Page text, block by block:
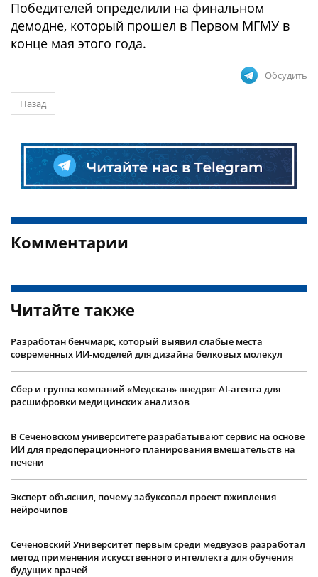
Победителей определили на финальном
демодне, который прошел в Первом МГМУ в
конце мая этого года.
Обсудить
Назад
Комментарии
Читайте также
Разработан бенчмарк, который выявил слабые места
современных ИИ-моделей для дизайна белковых молекул
Сбер и группа компаний «Медскан» внедрят AI-агента для
расшифровки медицинских анализов
В Сеченовском университете разрабатывают сервис на основе
ИИ для предоперационного планирования вмешательств на
печени
Эксперт объяснил, почему забуксовал проект вживления
нейрочипов
Сеченовский Университет первым среди медвузов разработал
метод применения искусственного интеллекта для обучения
будущих врачей